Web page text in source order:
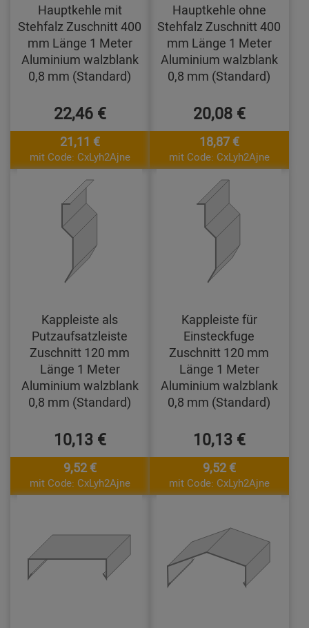
Hauptkehle mit
Stehfalz Zuschnitt 400
mm Länge 1 Meter
Aluminium walzblank
0,8 mm (Standard)
22,46 €
21,11 €
mit Code: CxLyh2Ajne
Hauptkehle ohne
Stehfalz Zuschnitt 400
mm Länge 1 Meter
Aluminium walzblank
0,8 mm (Standard)
20,08 €
18,87 €
mit Code: CxLyh2Ajne
Kappleiste als
Putzaufsatzleiste
Zuschnitt 120 mm
Länge 1 Meter
Aluminium walzblank
0,8 mm (Standard)
10,13 €
9,52 €
mit Code: CxLyh2Ajne
Kappleiste für
Einsteckfuge
Zuschnitt 120 mm
Länge 1 Meter
Aluminium walzblank
0,8 mm (Standard)
10,13 €
9,52 €
mit Code: CxLyh2Ajne